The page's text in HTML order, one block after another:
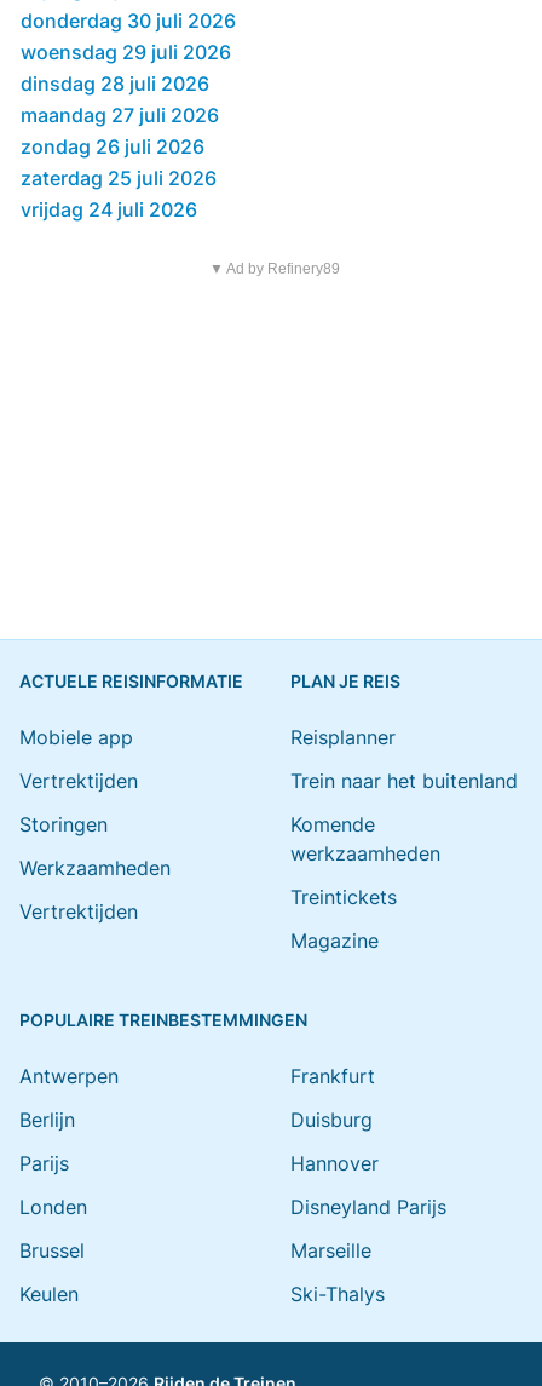
donderdag 30 juli 2026
woensdag 29 juli 2026
dinsdag 28 juli 2026
maandag 27 juli 2026
zondag 26 juli 2026
zaterdag 25 juli 2026
vrijdag 24 juli 2026
▼ Ad by Refinery89
ACTUELE REISINFORMATIE
Mobiele app
Vertrektijden
Storingen
Werkzaamheden
Vertrektijden
PLAN JE REIS
Reisplanner
Trein naar het buitenland
Komende
werkzaamheden
Treintickets
Magazine
POPULAIRE TREINBESTEMMINGEN
Antwerpen
Berlijn
Parijs
Londen
Brussel
Keulen
Frankfurt
Duisburg
Hannover
Disneyland Parijs
Marseille
Ski-Thalys